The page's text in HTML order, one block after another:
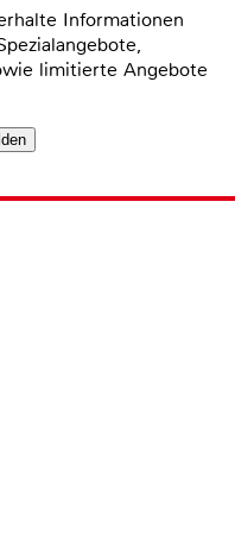
Informationen
limitierte Angebote